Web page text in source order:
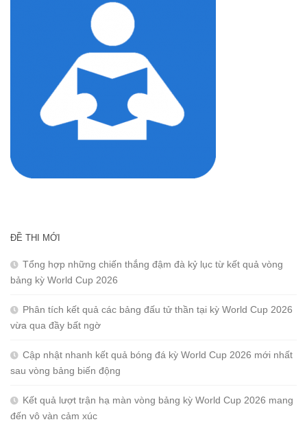
ĐỀ THI MỚI
Tổng hợp những chiến thắng đậm đà kỷ lục từ kết quả vòng
bảng kỳ World Cup 2026
Phân tích kết quả các bảng đấu tử thần tại kỳ World Cup 2026
vừa qua đầy bất ngờ
Cập nhật nhanh kết quả bóng đá kỳ World Cup 2026 mới nhất
sau vòng bảng biến động
Kết quả lượt trận hạ màn vòng bảng kỳ World Cup 2026 mang
đến vô vàn cảm xúc